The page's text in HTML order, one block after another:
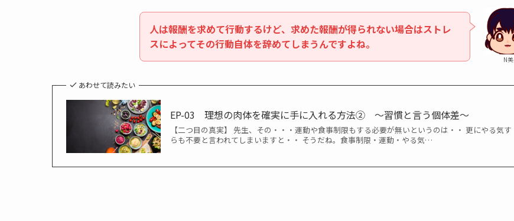
N美
人は報酬を求めて行動するけど、求めた報酬が得られない場合はストレ
スによってその行動自体を辞めてしまうんですよね。
あわせて読みたい
EP-03 理想の肉体を確実に手に入れる方法② ～習慣と言う個体差～
【二つ目の真実】 先生、その・・・運動や食事制限もする必要が無いというのは・・ 更にやる気す
らも不要と言われてしまいますと・・ そうだね。食事制限・運動・やる気…